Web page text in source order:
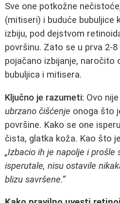
Sve one potkožne
(mitiseri) i buduće bubuljice
izbiju, pod dejstvom
površinu. Zato se u prva 2-
pojačano izbijanje, naročito
bubuljica i mitisera.
Ključno je razumeti: Ovo
ubrzano čišćenje onoga što
površine. Kako se one
čista, glatka koža. Kao što
„Izbacio ih je napolje i prošle
isperutale, nisu ostavile
blizu savršene.“